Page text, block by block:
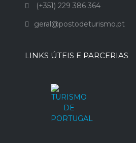
(+351) 229 386 364
geral@postodeturismo.pt
LINKS ÚTEIS E PARCERIAS